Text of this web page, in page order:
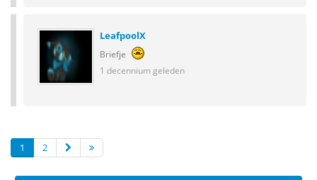
LeafpoolX
Briefje
1 decennium geleden
1 2